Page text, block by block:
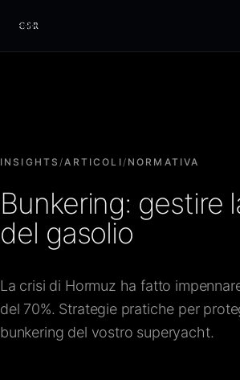
Cursorio
Cursorio Manager
Strumenti
Chi siamo
INSIGHTS/ARTICOLI/ NORMATIVA
Bunkering: gestire
del gasolio
La crisi di Hormuz ha fatto
del 70%. Strategie pratiche per
bunkering del vostro superyacht.